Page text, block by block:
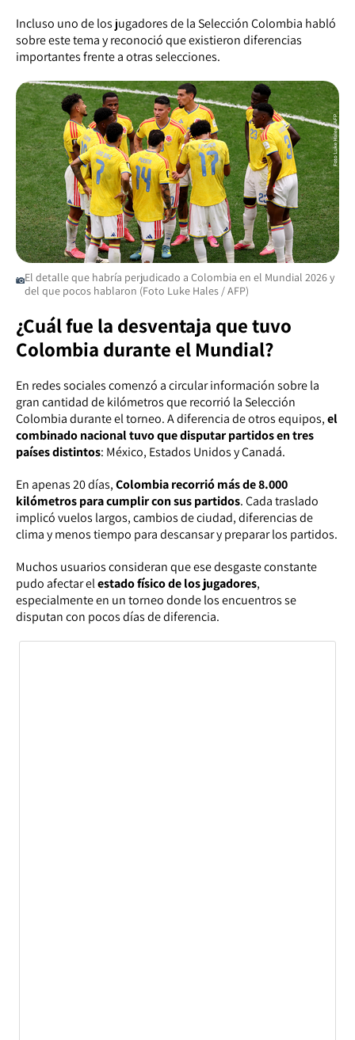
Incluso uno de los jugadores de la Selección Colombia habló
sobre este tema y reconoció que existieron diferencias
importantes frente a otras selecciones.
El detalle que habría perjudicado a Colombia en el Mundial 2026 y
del que pocos hablaron (Foto Luke Hales / AFP)
¿Cuál fue la desventaja que tuvo
Colombia durante el Mundial?
En redes sociales comenzó a circular información sobre la
gran cantidad de kilómetros que recorrió la Selección
Colombia durante el torneo. A diferencia de otros equipos,el
combinado nacional tuvo que disputar partidos en tres
países distintos: México, Estados Unidos y Canadá.
En apenas 20 días,Colombia recorrió más de 8.000
kilómetros para cumplir con sus partidos. Cada traslado
implicó vuelos largos, cambios de ciudad, diferencias de
clima y menos tiempo para descansar y preparar los partidos.
Muchos usuarios consideran que ese desgaste constante
pudo afectar elestado físico de los jugadores,
especialmente en un torneo donde los encuentros se
disputan con pocos días de diferencia.